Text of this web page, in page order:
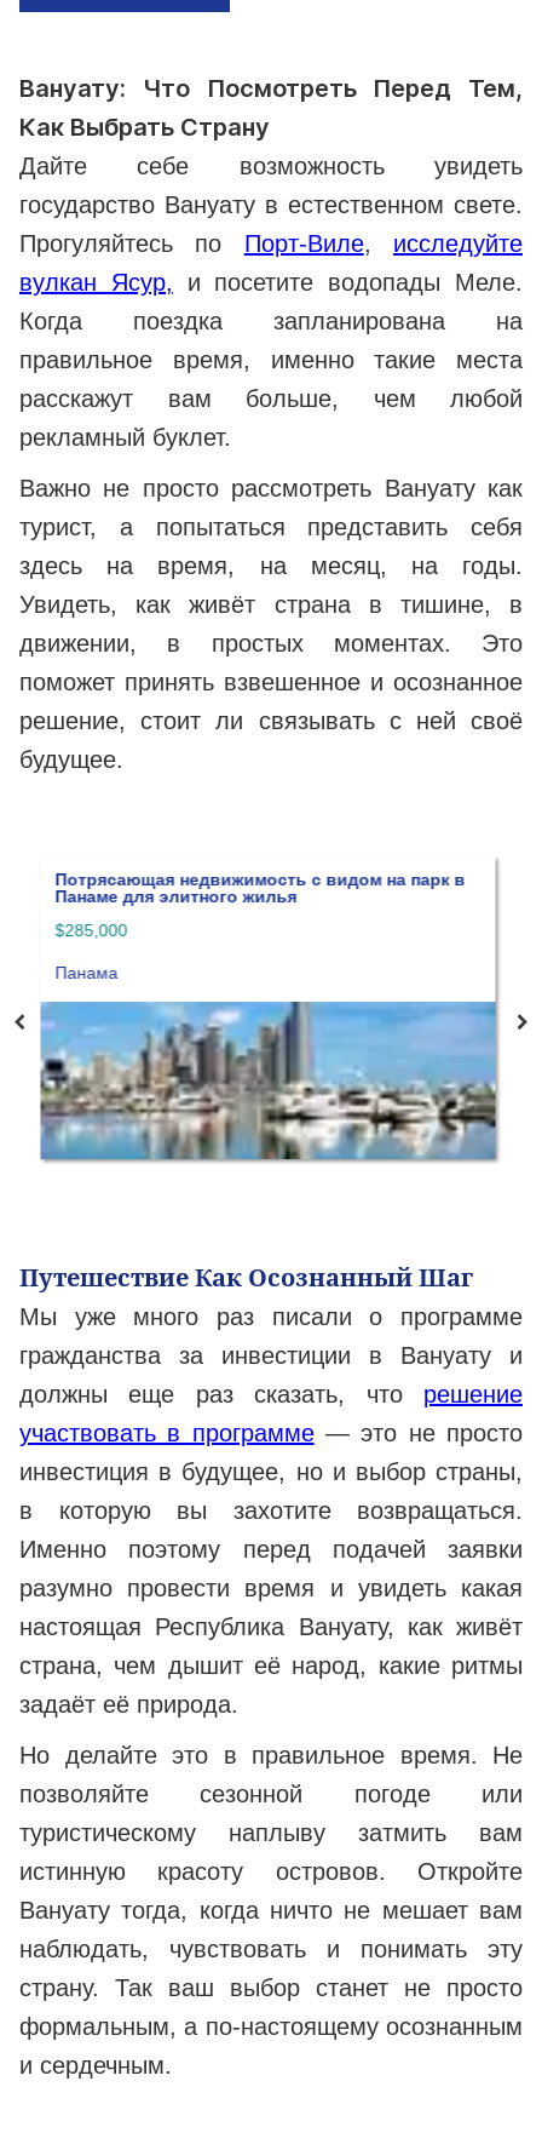
Вануату: Что Посмотреть Перед Тем,
Как Выбрать Страну
Дайте себе возможность увидеть
государство Вануату в естественном свете.
Прогуляйтесь по Порт-Виле, исследуйте
вулкан Ясур, и посетите водопады Меле.
Когда поездка запланирована на
правильное время, именно такие места
расскажут вам больше, чем любой
рекламный буклет.
Важно не просто рассмотреть Вануату как
турист, а попытаться представить себя
здесь на время, на месяц, на годы.
Увидеть, как живёт страна в тишине, в
движении, в простых моментах. Это
поможет принять взвешенное и осознанное
решение, стоит ли связывать с ней своё
будущее.
Резидентство по рождению
Путешествие Как Осознанный Шаг
Мы уже много раз писали о программе
гражданства за инвестиции в Вануату и
должны еще раз сказать, что решение
участвовать в программе— это не просто
инвестиция в будущее, но и выбор страны,
в которую вы захотите возвращаться.
Именно поэтому перед подачей заявки
разумно провести время и увидеть какая
настоящая Республика Вануату, как живёт
страна, чем дышит её народ, какие ритмы
задаёт её природа.
Но делайте это в правильное время. Не
позволяйте сезонной погоде или
туристическому наплыву затмить вам
истинную красоту островов. Откройте
Вануату тогда, когда ничто не мешает вам
наблюдать, чувствовать и понимать эту
страну. Так ваш выбор станет не просто
формальным, а по-настоящему осознанным
и сердечным.